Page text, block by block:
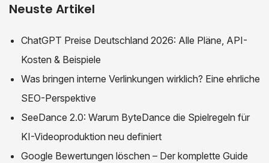
Neuste Artikel
ChatGPT Preise Deutschland 2026: Alle Pläne, API-
Kosten & Beispiele
Was bringen interne Verlinkungen wirklich? Eine ehrliche
SEO-Perspektive
SeeDance 2.0: Warum ByteDance die Spielregeln für
KI-Videoproduktion neu definiert
Google Bewertungen löschen – Der komplette Guide